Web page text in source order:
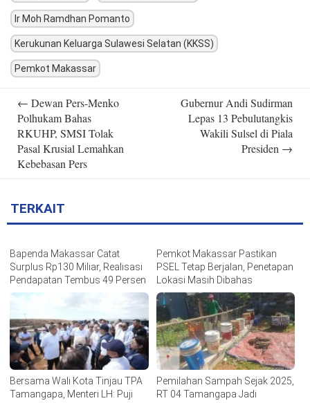
Ir Moh Ramdhan Pomanto
Kerukunan Keluarga Sulawesi Selatan (KKSS)
Pemkot Makassar
navigation
← Dewan Pers-Menko
Polhukam Bahas
RKUHP, SMSI Tolak
Pasal Krusial Lemahkan
Kebebasan Pers
Gubernur Andi Sudirman
Lepas 13 Pebulutangkis
Wakili Sulsel di Piala
Presiden →
TERKAIT
Bapenda Makassar Catat
Surplus Rp130 Miliar, Realisasi
Pendapatan Tembus 49 Persen
Pemkot Makassar Pastikan
PSEL Tetap Berjalan, Penetapan
Lokasi Masih Dibahas
Bersama Wali Kota Tinjau TPA
Tamangapa, Menteri LH: Puji
Pemilahan Sampah Sejak 2025,
RT 04 Tamangapa Jadi